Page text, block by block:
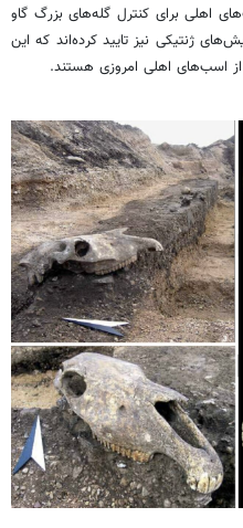
اهلی برای کنترل گله‌های بزرگ گاو
ژنتیکی نیز تایید کرده‌اند که این